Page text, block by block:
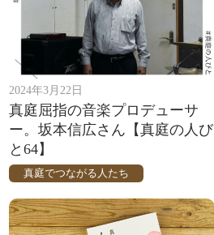
2024年3月22日
真庭屈指の音楽プロデューサ
ー。坂本信広さん【真庭の人び
と64】
真庭でつながる人たち